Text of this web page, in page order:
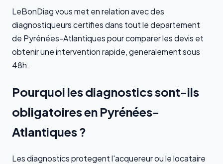
LeBonDiag vous met en relation avec des
diagnostiqueurs certifies dans tout le departement
de Pyrénées-Atlantiques pour comparer les devis et
obtenir une intervention rapide, generalement sous
48h.
Pourquoi les diagnostics sont-ils
obligatoires en Pyrénées-
Atlantiques ?
Les diagnostics protegent l'acquereur ou le locataire